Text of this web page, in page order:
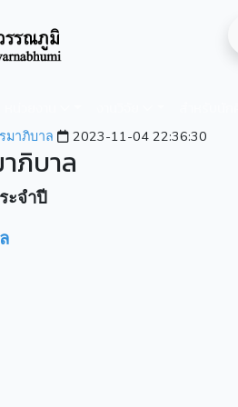
มาภิบาล 2023-11-04 22:36:30
ภิบาล
ะจำปี